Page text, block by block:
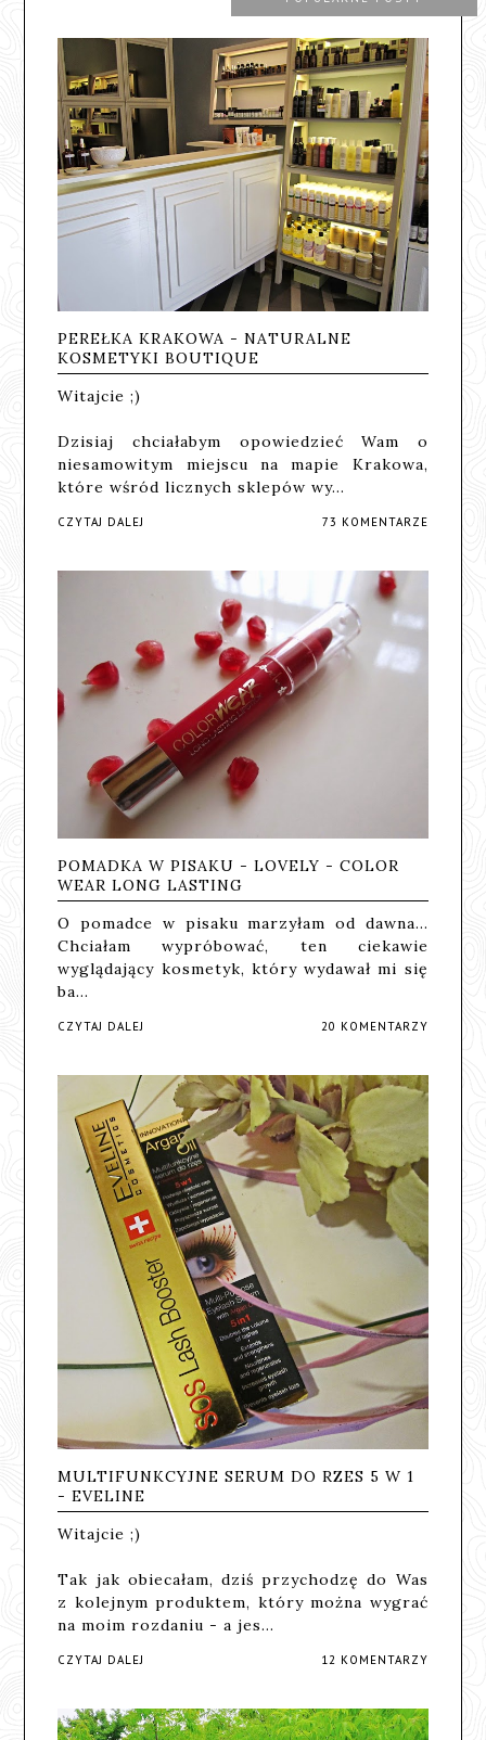
PEREŁKA KRAKOWA - NATURALNE
KOSMETYKI BOUTIQUE
Witajcie ;)
Dzisiaj chciałabym opowiedzieć Wam o
niesamowitym miejscu na mapie Krakowa,
które wśród licznych sklepów wy…
CZYTAJ DALEJ 73 KOMENTARZE
POMADKA W PISAKU - LOVELY - COLOR
WEAR LONG LASTING
O pomadce w pisaku marzyłam od dawna...
Chciałam wypróbować, ten ciekawie
wyglądający kosmetyk, który wydawał mi się
ba…
CZYTAJ DALEJ 20 KOMENTARZY
MULTIFUNKCYJNE SERUM DO RZES 5 W 1
- EVELINE
Witajcie ;)
Tak jak obiecałam, dziś przychodzę do Was
z kolejnym produktem, który można wygrać
na moim rozdaniu - a jes…
CZYTAJ DALEJ 12 KOMENTARZY